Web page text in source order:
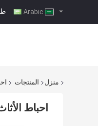
منزل المنتجات
احباط